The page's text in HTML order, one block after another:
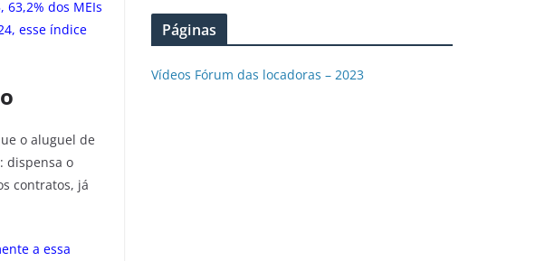
dos MEIs
esse índice
o aluguel de
dispensa o
contratos, já
a essa
Páginas
Vídeos Fórum das locadoras – 2023